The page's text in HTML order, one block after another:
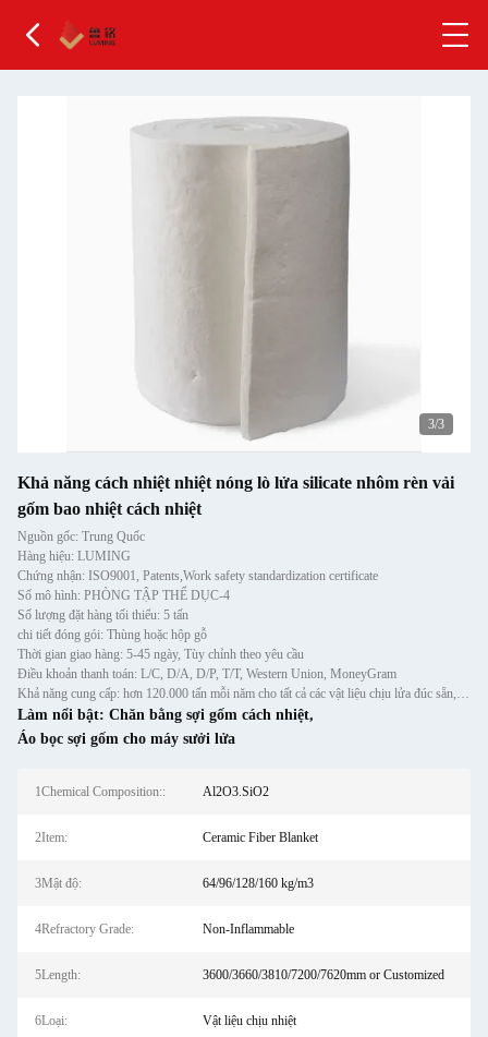
1/3
Khả năng cách nhiệt nhiệt nóng lò lửa silicate nhôm rèn vải
gốm bao nhiệt cách nhiệt
Nguồn gốc: Trung Quốc
Hàng hiệu: LUMING
Chứng nhận: ISO9001, Patents,Work safety standardization certificate
Số mô hình: PHÒNG TẬP THỂ DỤC-4
Số lượng đặt hàng tối thiểu: 5 tấn
chi tiết đóng gói: Thùng hoặc hộp gỗ
Thời gian giao hàng: 5-45 ngày, Tùy chỉnh theo yêu cầu
Điều khoản thanh toán: L/C, D/A, D/P, T/T, Western Union, MoneyGram
Khả năng cung cấp: hơn 120.000 tấn mỗi năm cho tất cả các vật liệu chịu lửa đúc sẵn, đúc sẵn và gạch
Làm nổi bật: Chăn bằng sợi gốm cách nhiệt,
Áo bọc sợi gốm cho máy sưởi lửa
1Chemical Composition:: Al2O3.SiO2
2Item: Ceramic Fiber Blanket
3Mật độ: 64/96/128/160 kg/m3
4Refractory Grade: Non-Inflammable
5Length: 3600/3660/3810/7200/7620mm or Customized
6Loại: Vật liệu chịu nhiệt